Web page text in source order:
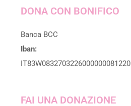
DONA CON BONIFICO
Banca BCC
Iban:
IT83W0832703226000000081220
FAI UNA DONAZIONE